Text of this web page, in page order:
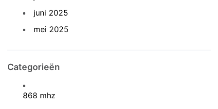
juni 2025
mei 2025
Categorieën
868 mhz